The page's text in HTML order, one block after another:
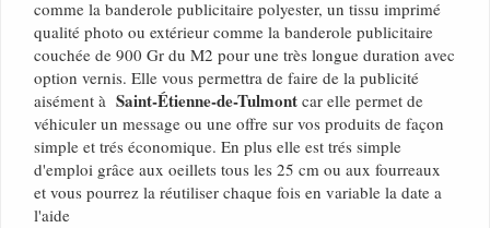
comme la banderole publicitaire polyester, un tissu imprimé
qualité photo ou extérieur comme la banderole publicitaire
couchée de 900 Gr du M2 pour une très longue duration avec
option vernis. Elle vous permettra de faire de la publicité
aisément à Saint-Étienne-de-Tulmont car elle permet de
véhiculer un message ou une offre sur vos produits de façon
simple et trés économique. En plus elle est trés simple
d'emploi grâce aux oeillets tous les 25 cm ou aux fourreaux
et vous pourrez la réutiliser chaque fois en variable la date a
l'aide